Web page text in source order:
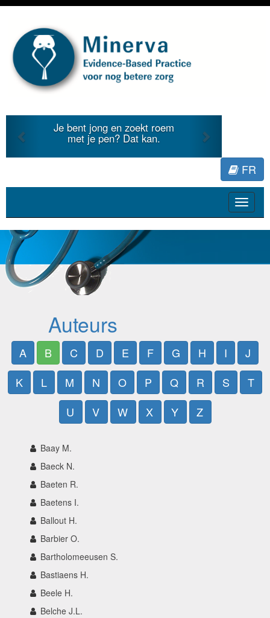
Je bent jong en zoekt roem
met je pen? Dat kan.
Previous
FR
Toggle
Auteurs
A B C D E F G H I
J
K
L M N O P Q R S
T
U
V W X Y Z
Baay M.
Baeck N.
Baeten R.
Baetens I.
Ballout H.
Barbier O.
Bartholomeeusen S.
Bastiaens H.
Beele H.
Belche J.L.